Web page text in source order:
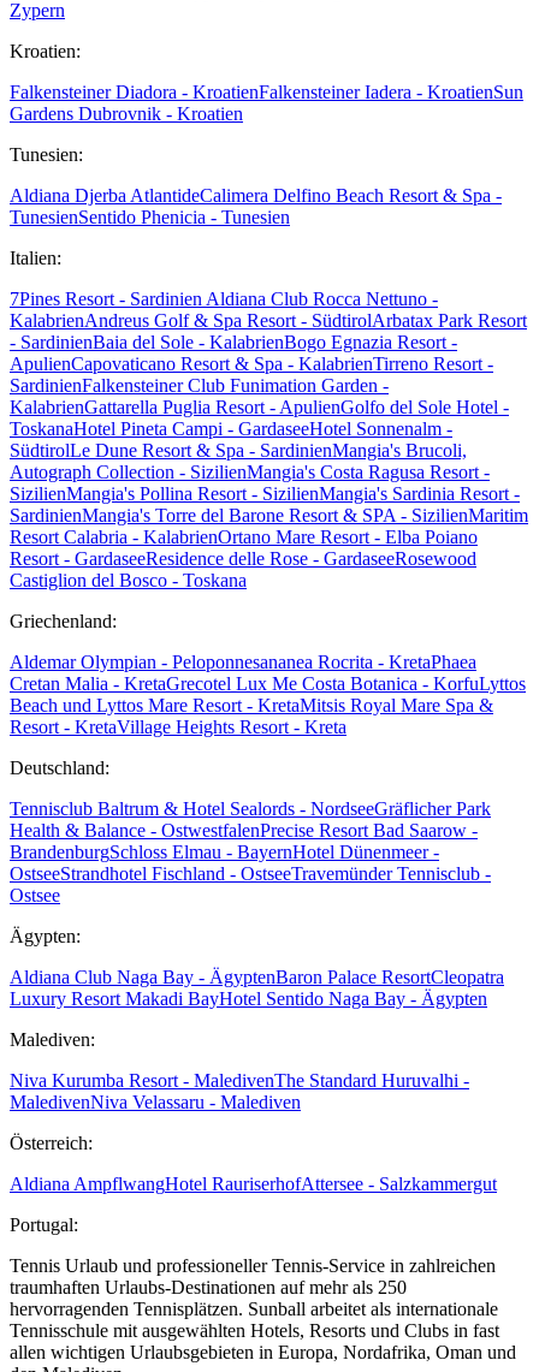
Zypern
Kroatien:
Falkensteiner Diadora - KroatienFalkensteiner Iadera - KroatienSun
Gardens Dubrovnik - Kroatien
Tunesien:
Aldiana Djerba AtlantideCalimera Delfino Beach Resort & Spa -
TunesienSentido Phenicia - Tunesien
Italien:
7Pines Resort - Sardinien Aldiana Club Rocca Nettuno -
KalabrienAndreus Golf & Spa Resort - SüdtirolArbatax Park Resort
- SardinienBaia del Sole - KalabrienBogo Egnazia Resort -
ApulienCapovaticano Resort & Spa - KalabrienTirreno Resort -
SardinienFalkensteiner Club Funimation Garden -
KalabrienGattarella Puglia Resort - ApulienGolfo del Sole Hotel -
ToskanaHotel Pineta Campi - GardaseeHotel Sonnenalm -
SüdtirolLe Dune Resort & Spa - SardinienMangia's Brucoli,
Autograph Collection - SizilienMangia's Costa Ragusa Resort -
SizilienMangia's Pollina Resort - SizilienMangia's Sardinia Resort -
SardinienMangia's Torre del Barone Resort & SPA - SizilienMaritim
Resort Calabria - KalabrienOrtano Mare Resort - Elba Poiano
Resort - GardaseeResidence delle Rose - GardaseeRosewood
Castiglion del Bosco - Toskana
Griechenland:
Aldemar Olympian - Peloponnesananea Rocrita - KretaPhaea
Cretan Malia - KretaGrecotel Lux Me Costa Botanica - KorfuLyttos
Beach und Lyttos Mare Resort - KretaMitsis Royal Mare Spa &
Resort - KretaVillage Heights Resort - Kreta
Deutschland:
Tennisclub Baltrum & Hotel Sealords - NordseeGräflicher Park
Health & Balance - OstwestfalenPrecise Resort Bad Saarow -
BrandenburgSchloss Elmau - BayernHotel Dünenmeer -
OstseeStrandhotel Fischland - OstseeTravemünder Tennisclub -
Ostsee
Ägypten:
Aldiana Club Naga Bay - ÄgyptenBaron Palace ResortCleopatra
Luxury Resort Makadi BayHotel Sentido Naga Bay - Ägypten
Malediven:
Niva Kurumba Resort - MaledivenThe Standard Huruvalhi -
MaledivenNiva Velassaru - Malediven
Österreich:
Aldiana AmpflwangHotel RauriserhofAttersee - Salzkammergut
Portugal:
Tennis Urlaub und professioneller Tennis-Service in zahlreichen
traumhaften Urlaubs-Destinationen auf mehr als 250
hervorragenden Tennisplätzen. Sunball arbeitet als internationale
Tennisschule mit ausgewählten Hotels, Resorts und Clubs in fast
allen wichtigen Urlaubsgebieten in Europa, Nordafrika, Oman und